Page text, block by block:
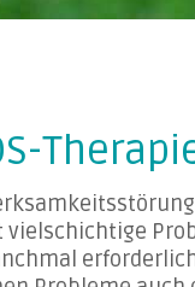
vielschichtige